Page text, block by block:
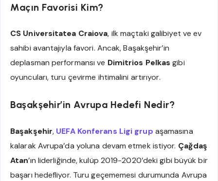
Maçın Favorisi Kim?
CS Universitatea Craiova, ilk maçtaki galibiyet ve ev
sahibi avantajıyla favori. Ancak, Başakşehir’in
deplasman performansı ve Dimitrios Pelkas gibi
oyuncuları, turu çevirme ihtimalini artırıyor.
Başakşehir’in Avrupa Hedefi Nedir?
Başakşehir, UEFA Konferans Ligi grup aşamasına
kalarak Avrupa’da yoluna devam etmek istiyor. Çağdaş
Atan’ın liderliğinde, kulüp 2019-2020’deki gibi büyük bir
başarı hedefliyor. Turu geçememesi durumunda Avrupa